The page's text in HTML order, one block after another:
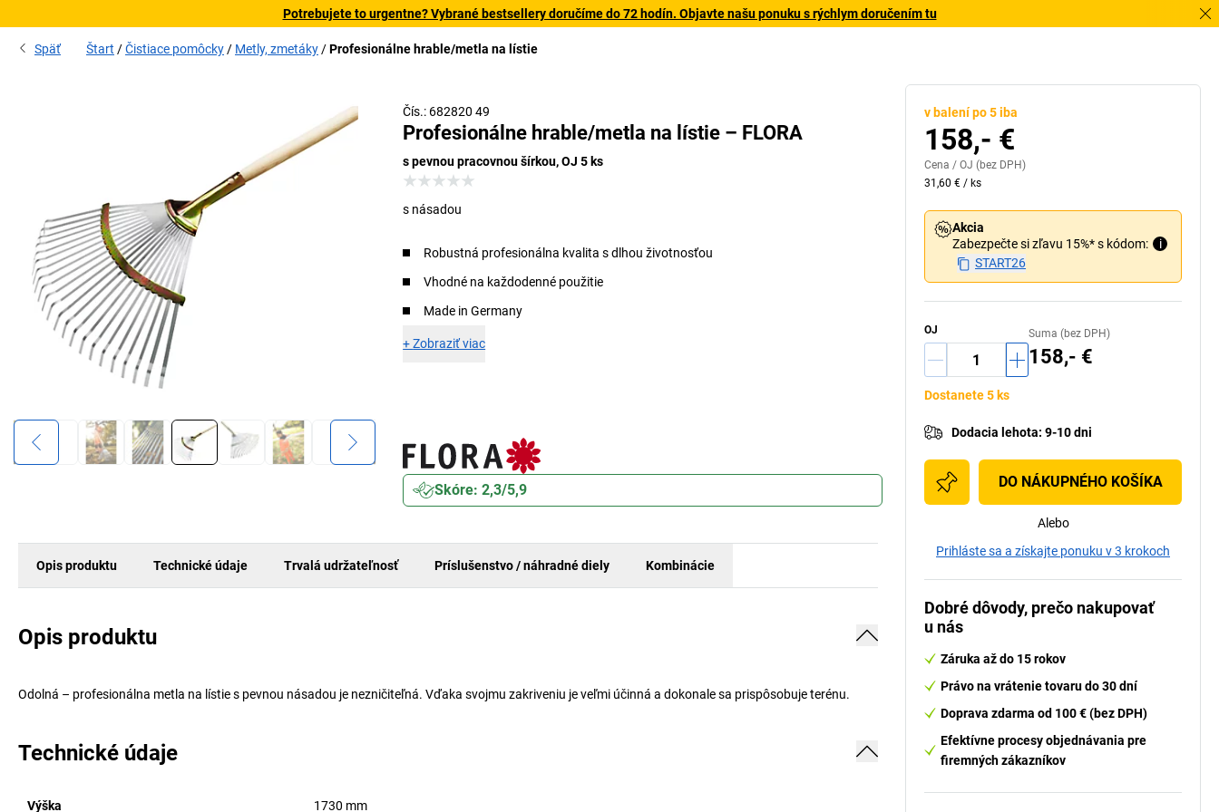
Potrebujete to urgentne? Vybrané bestsellery doručíme do 72 hodín. Objavte našu ponuku s rýchlym doručením tu
Späť Štart Čistiace pomôcky Metly, zmetáky Profesionálne hrable/metla na lístie
Čís.: 682820 49
Profesionálne hrable/metla na lístie – FLORA
s pevnou pracovnou šírkou, OJ 5 ks
s násadou
Robustná profesionálna kvalita s dlhou životnosťou
Vhodné na každodenné použitie
Made in Germany
+Zobraziť viac
Skóre: 2,3/5,9
Opis produktu Technické údaje Trvalá udržateľnosť Príslušenstvo / náhradné diely Kombinácie
Opis produktu
Odolná – profesionálna metla na lístie s pevnou násadou je nezničiteľná. Vďaka svojmu zakriveniu je veľmi účinná a dokonale sa prispôsobuje terénu.
Technické údaje
Výška 1730 mm
v balení po 5 iba
158,- €
Cena / OJ (bez DPH)
31,60 € / ks
Akcia
Zabezpečte si zľavu 15%* s kódom:
i
START26
OJ Suma (bez DPH)
158,- €
Dostanete 5 ks
Dodacia lehota: 9-10 dni
DO NÁKUPNÉHO KOŠÍKA
Alebo
Prihláste sa a získajte ponuku v 3 krokoch
Dobré dôvody, prečo nakupovať
u nás
Záruka až do 15 rokov
Právo na vrátenie tovaru do 30 dní
Doprava zdarma od 100 € (bez DPH)
Efektívne procesy objednávania pre
firemných zákazníkov